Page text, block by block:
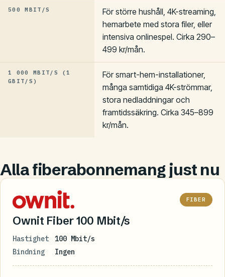
500 MBIT/S
För större hushåll, 4K-streaming,
hemarbete med stora filer, eller
intensiva onlinespel. Cirka 290–
499 kr/mån.
1 000 MBIT/S (1
GBIT/S)
För smart-hem-installationer,
många samtidiga 4K-strömmar,
stora nedladdningar och
framtidssäkring. Cirka 345–899
kr/mån.
Alla fiberabonnemang just nu
FIBER
Ownit Fiber 100 Mbit/s
Hastighet
100 Mbit/s
Bindning
Ingen